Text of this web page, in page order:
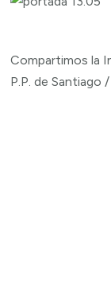
Compartimos la
P.P. de Santiago